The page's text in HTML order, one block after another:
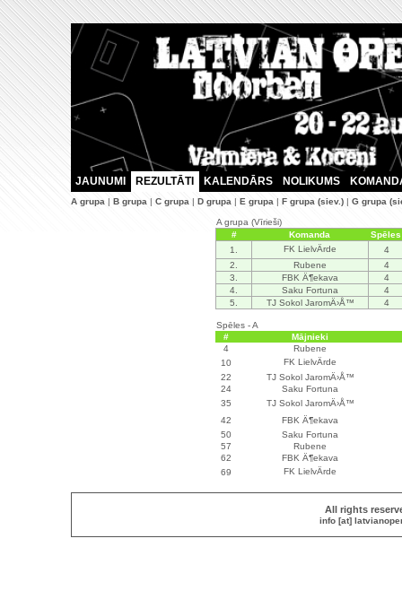
JAUNUMI REZULTĀTI KALENDĀRS NOLIKUMS
A grupa | B grupa | C grupa | D grupa | E grupa | F grupa (siev.)| G grupa
A grupa (Vīrieši)
#
Komanda
Spēles
1.
FK LielvÄrde
4
2.
Rubene
4
3.
FBK Ä¶ekava
4
4.
Saku Fortuna
4
5.
TJ Sokol JaromÄ›Å™ 4
Spēles - A
#
Mājnieki
4
Rubene
10
FK LielvÄrde
22
TJ Sokol JaromÄ›Å™
24
Saku Fortuna
35
TJ Sokol JaromÄ›Å™
42
FBK Ä¶ekava
50
Saku Fortuna
57
Rubene
62
FBK Ä¶ekava
69
FK LielvÄrde
All rights
info [at]